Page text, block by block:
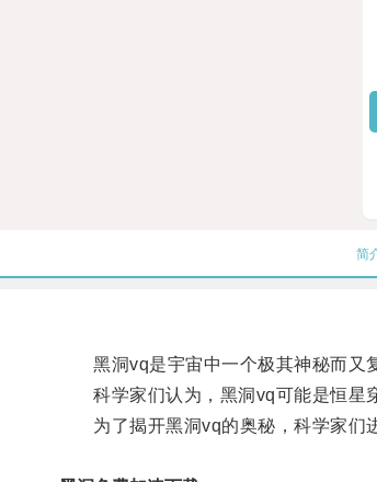
简
黑洞vq是宇宙中一个极其神秘而又复
科学家们认为，黑洞vq可能是恒星穿
为了揭开黑洞vq的奥秘，科学家们进